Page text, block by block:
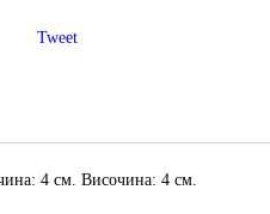
Tweet
4 см. Височина: 4 см.